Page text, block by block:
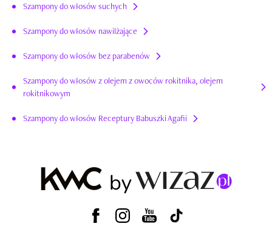
Szampony do włosów suchych
Szampony do włosów nawilżające
Szampony do włosów bez parabenów
Szampony do włosów z olejem z owoców rokitnika, olejem
rokitnikowym
Szampony do włosów Receptury Babuszki Agafii